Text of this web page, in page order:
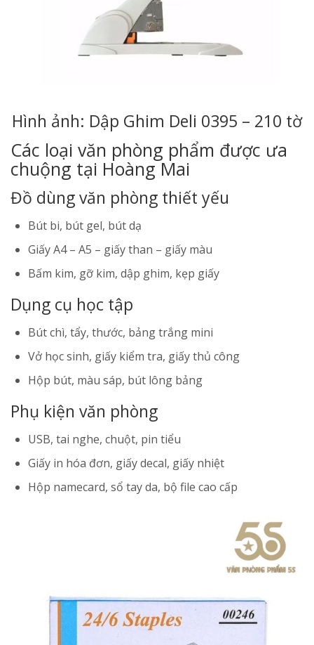
Hình ảnh: Dập Ghim Deli 0395 – 210 tờ
Các loại văn phòng phẩm được ưa
chuộng tại Hoàng Mai
Đồ dùng văn phòng thiết yếu
Bút bi, bút gel, bút dạ
Giấy A4 – A5 – giấy than – giấy màu
Bấm kim, gỡ kim, dập ghim, kẹp giấy
Dụng cụ học tập
Bút chì, tẩy, thước, bảng trắng mini
Vở học sinh, giấy kiểm tra, giấy thủ công
Hộp bút, màu sáp, bút lông bảng
Phụ kiện văn phòng
USB, tai nghe, chuột, pin tiểu
Giấy in hóa đơn, giấy decal, giấy nhiệt
Hộp namecard, sổ tay da, bộ file cao cấp